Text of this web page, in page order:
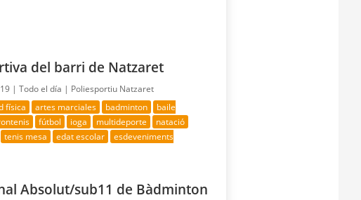
del barri de Natzaret
|Todo el día | Poliesportiu Natzaret
física artes marciales badminton
baile
fútbol ioga multideporte
natació
tenis mesa edat escolar
esdeveniments
Absolut/sub11 de Bàdminton